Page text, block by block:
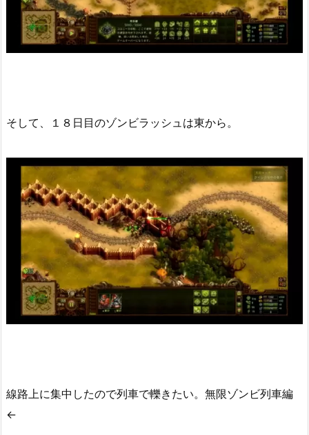
そして、１８日目のゾンビラッシュは東から。
線路上に集中したので列車で轢きたい。無限ゾンビ列車編
←